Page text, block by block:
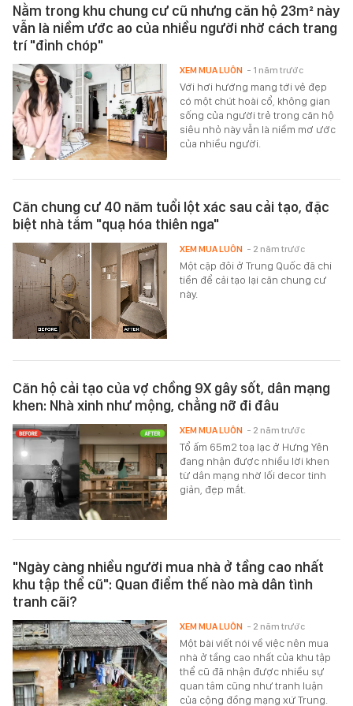
Nằm trong khu chung cư cũ nhưng căn hộ 23m² này
vẫn là niềm ước ao của nhiều người nhờ cách trang
trí "đỉnh chóp"
Với hơi hướng mang tới vẻ đẹp
có một chút hoài cổ, không gian
sống của người trẻ trong căn hộ
siêu nhỏ này vẫn là niềm mơ ước
của nhiều người.
XEM MUA LUÔN - 1 năm trước
Căn chung cư 40 năm tuổi lột xác sau cải tạo, đặc
biệt nhà tắm "quạ hóa thiên nga"
Một cặp đôi ở Trung Quốc đã chi
tiền để cải tạo lại căn chung cư
này.
XEM MUA LUÔN - 2 năm trước
Căn hộ cải tạo của vợ chồng 9X gây sốt, dân mạng
khen: Nhà xinh như mộng, chẳng nỡ đi đâu
Tổ ấm 65m2 toạ lạc ở Hưng Yên
đang nhận được nhiều lời khen
từ dân mạng nhờ lối decor tinh
giản, đẹp mắt.
XEM MUA LUÔN - 2 năm trước
"Ngày càng nhiều người mua nhà ở tầng cao nhất
khu tập thể cũ": Quan điểm thế nào mà dân tình
tranh cãi?
Một bài viết nói về việc nên mua
nhà ở tầng cao nhất của khu tập
thể cũ đã nhận được nhiều sự
quan tâm cũng như tranh luận
của cộng đồng mạng xứ Trung.
XEM MUA LUÔN - 2 năm trước